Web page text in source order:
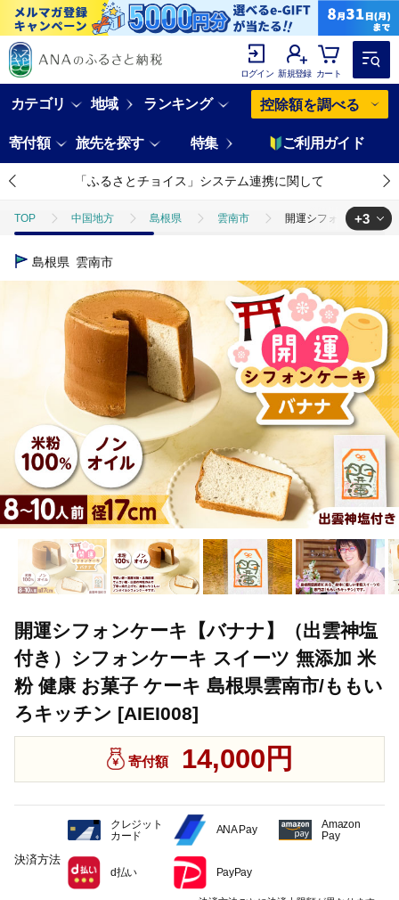
ログイン 新規登録 カート
カテゴリ 地域 ランキング 控除額を調べる
寄付額 旅先を探す 特集 ご利用ガイド
「ふるさとチョイス」システム連携に関して
TOP 中国地方 島根県 雲南市 開運シフォンケーキ【
TOP
パン・菓子類 開運シフォンケーキ【バナナ】
パン・菓子類 洋菓子 ケーキ 開運シフォンケー
+3
島根県 雲南市
開運シフォンケーキ【バナナ】（出雲神塩
付き）シフォンケーキ スイーツ 無添加 米
粉 健康 お菓子 ケーキ 島根県雲南市/ももい
ろキッチン [AIEI008]
寄付額 14,000円
決済方法
クレジット
カード
ANA Pay
Amazon
Pay
d払い PayPay